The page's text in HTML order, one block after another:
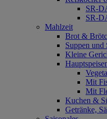
SR-
SR-
Mahlzeit
Brot &
Suppen und
Kleine
Mit
Mit
Kuchen &
Getränke,